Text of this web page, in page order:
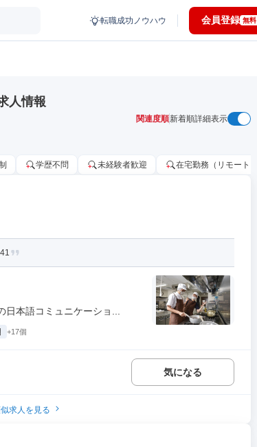
転職成功ノウハウ 会員登録 無料
人情報
関連度順新着順詳細表示
学歴不問 未経験者歓迎 在宅勤務（リモートワ
本語コミュニケーショ...
+17個
気になる
求人を見る